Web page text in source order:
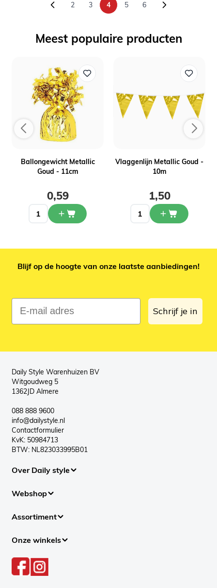
Pagina
2 Pagina
3 U lees momenteel pagina
4 Pagina
5 Pagina
6
Meest populaire producten
Ballongewicht Metallic
Goud - 11cm
0,59
Vlaggenlijn Metallic Goud -
10m
1,50
Blijf op de hoogte van onze laatste aanbiedingen!
E-mail adres
Schrijf je in
Daily Style Warenhuizen BV
Witgoudweg 5
1362JD Almere
088 888 9600
info@dailystyle.nl
Contactformulier
KvK: 50984713
BTW: NL823033995B01
Over Daily style
Webshop
Assortiment
Onze winkels